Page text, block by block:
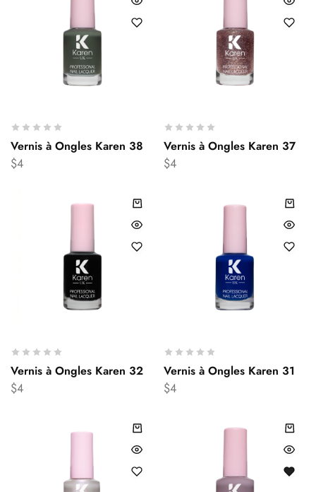
Vernis à Ongles Karen 38
$4
Vernis à Ongles Karen 37
$4
Vernis à Ongles Karen 32
$4
Vernis à Ongles Karen 31
$4